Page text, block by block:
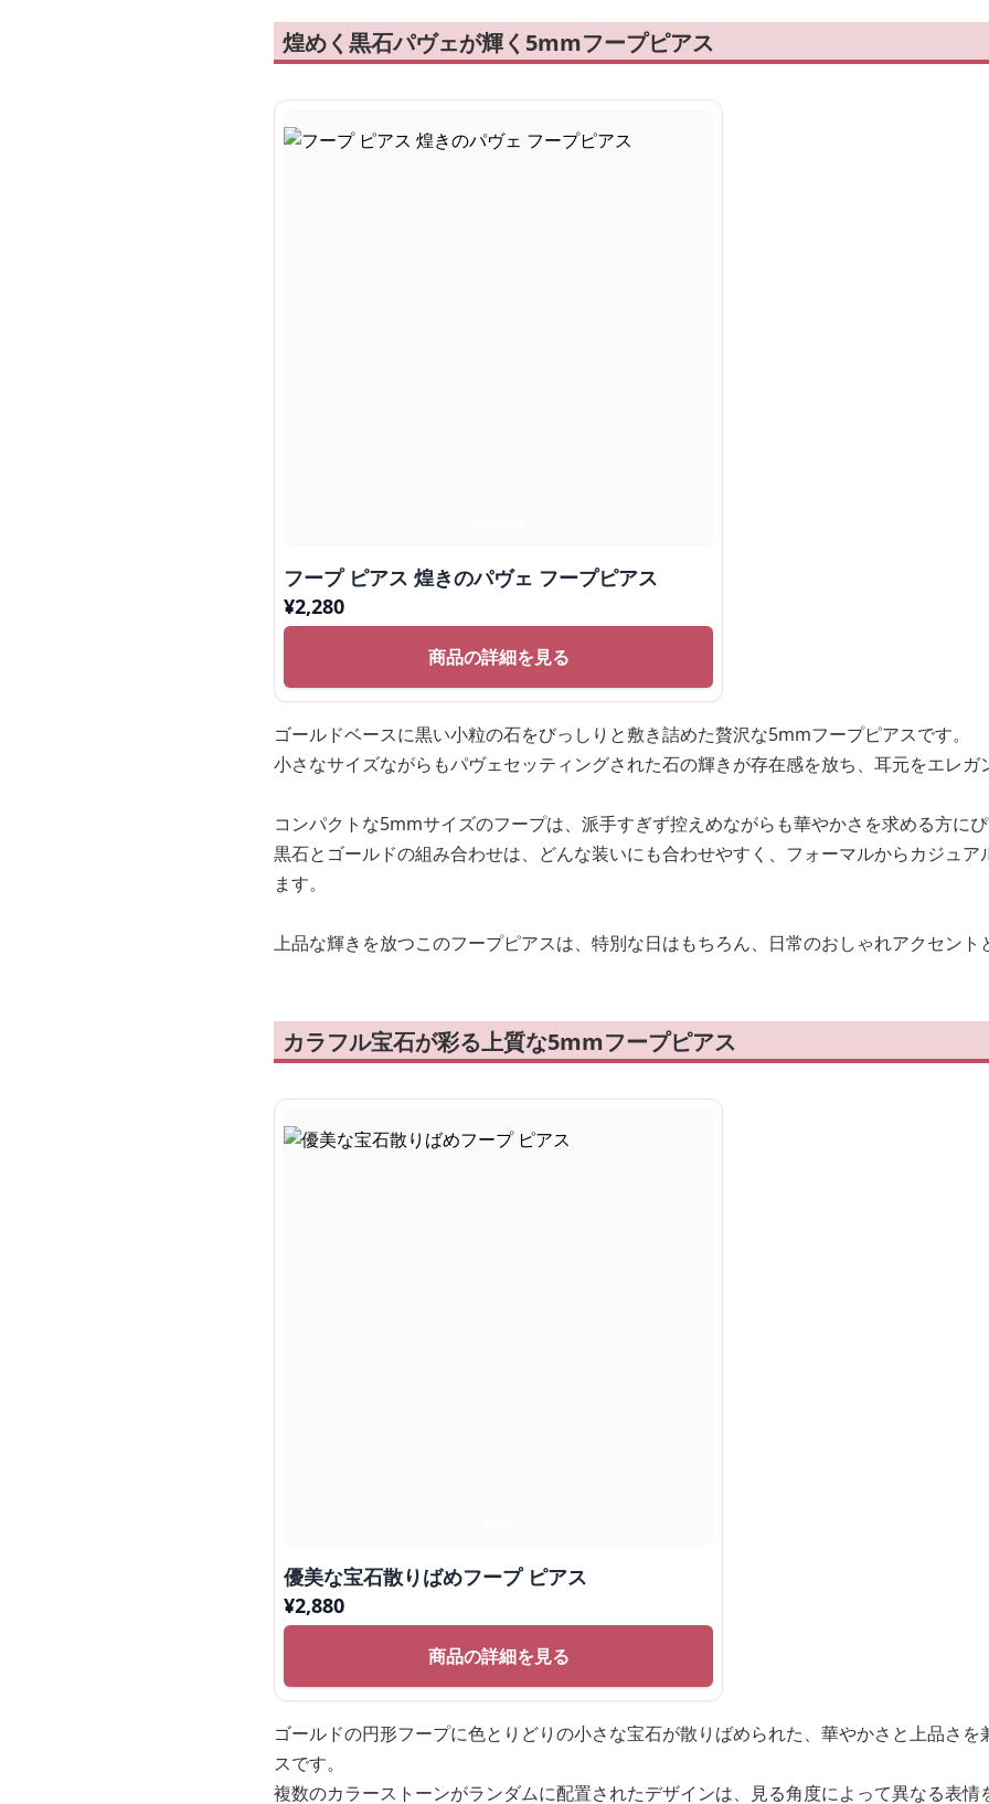
煌めく黒石パヴェが輝く5mmフープピアス
フープ ピアス 煌きのパヴェ フープピアス
¥2,280
商品の詳細を見る
ゴールドベースに黒い小粒の石をびっしりと敷き詰めた贅沢な5mmフープピアスです。
小さなサイズながらもパヴェセッティングされた石の輝きが存在感を放ち、耳元をエレガ
コンパクトな5mmサイズのフープは、派手すぎず控えめながらも華やかさを求める方に
黒石とゴールドの組み合わせは、どんな装いにも合わせやすく、フォーマルからカジュ
ます。
上品な輝きを放つこのフープピアスは、特別な日はもちろん、日常のおしゃれアクセン
カラフル宝石が彩る上質な5mmフープピアス
優美な宝石散りばめフープ ピアス
¥2,880
商品の詳細を見る
ゴールドの円形フープに色とりどりの小さな宝石が散りばめられた、華やかさと上品さ
スです。
複数のカラーストーンがランダムに配置されたデザインは、見る角度によって異なる表情